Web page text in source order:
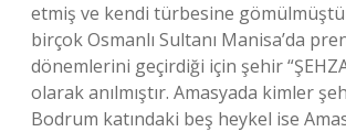
etmiş ve kendi türbesine
birçok Osmanlı Sultanı Manisa’da
dönemlerini geçirdiği için şehir
olarak anılmıştır. Amasyada kimler
Bodrum katındaki beş heykel ise